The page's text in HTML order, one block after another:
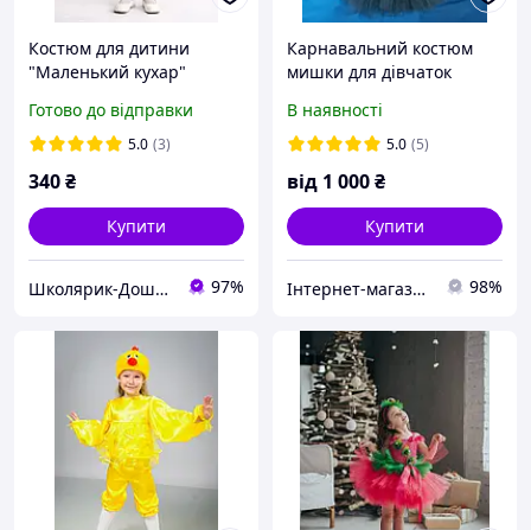
Костюм для дитини
"Маленький кухар"
жовтий / Карнавальний
костюм для ігор та
Готово до відправки
5.0 (3)
340₴
Купити
Школярик-Дошколярик 97%
Карнавальний костюм
мишки для дівчаток
В наявності
5.0 (5)
від 1 000₴
Купити
Інтернет-магазин "Карнавал Квітів" 98%